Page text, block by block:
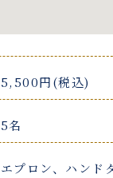
5,500円(税込)
5名
エプロン、ハン